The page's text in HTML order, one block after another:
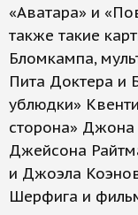
«Аватара» и
также такие
Бломкампа,
Пита Доктера и
ублюдки»
сторона»
Джейсона
и Джоэла
Шерфига и